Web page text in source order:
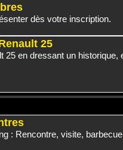
dès votre inscription.
25
25 en dressant un historique,
: Rencontre, visite,